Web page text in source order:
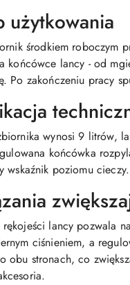
użytkowania
środkiem roboczym
końcówce lancy - od
Po zakończeniu pracy
wynosi 9 litrów,
końcówka
wskaźnik poziomu
lancy pozwala
ciśnieniem, a
obu stronach, co